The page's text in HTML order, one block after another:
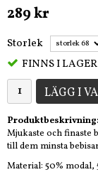
289 kr
Storlek
FINNS I LAGER
LÄGG I
Produktbeskrivning:
Mjukaste och
till dem minsta
Material: 50%